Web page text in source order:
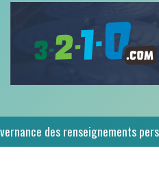
des renseignements